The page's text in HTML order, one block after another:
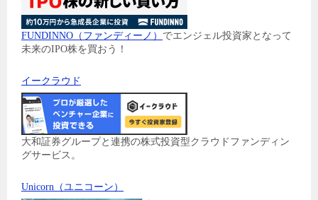
FUNDINNO（ファンディーノ） でエンジェル投資家となって
未来のIPO株を買おう！
イークラウド
大和証券グループと連携の株式投資型クラウドファンディン
グサービス。
Unicorn（ユニコーン）